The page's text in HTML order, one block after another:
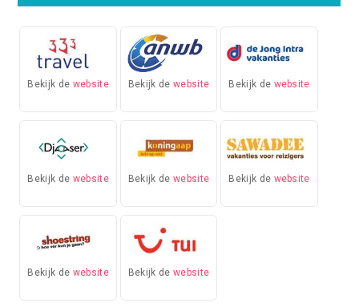
Bekijk de website Bekijk dewebsite Bekijk de website
Bekijk de website Bekijk dewebsite Bekijk de website
Bekijk de website Bekijk dewebsite